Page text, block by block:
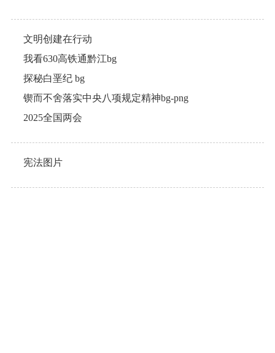
文明创建在行动
我看630高铁通黔江bg
探秘白垩纪 bg
锲而不舍落实中央八项规定精神bg-png
2025全国两会
宪法图片